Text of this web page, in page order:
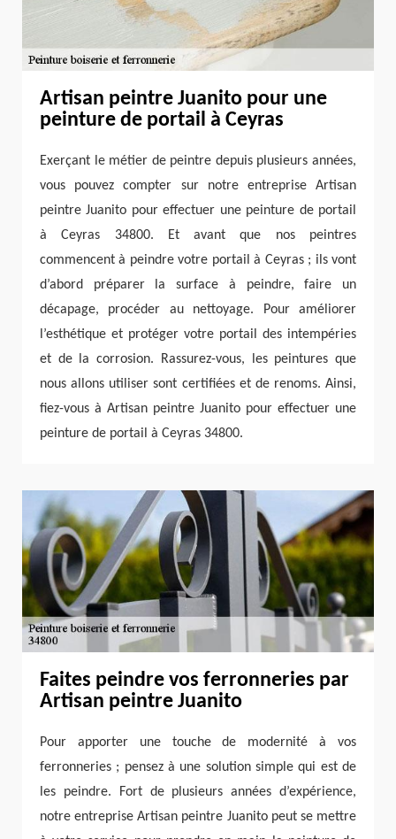
Artisan peintre Juanito pour une
peinture de portail à Ceyras
Exerçant le métier de peintre depuis plusieurs années,
vous pouvez compter sur notre entreprise Artisan
peintre Juanito pour effectuer une peinture de portail
à Ceyras 34800. Et avant que nos peintres
commencent à peindre votre portail à Ceyras ; ils vont
d’abord préparer la surface à peindre, faire un
décapage, procéder au nettoyage. Pour améliorer
l’esthétique et protéger votre portail des intempéries
et de la corrosion. Rassurez-vous, les peintures que
nous allons utiliser sont certifiées et de renoms. Ainsi,
fiez-vous à Artisan peintre Juanito pour effectuer une
peinture de portail à Ceyras 34800.
Faites peindre vos ferronneries par
Artisan peintre Juanito
Pour apporter une touche de modernité à vos
ferronneries ; pensez à une solution simple qui est de
les peindre. Fort de plusieurs années d’expérience,
notre entreprise Artisan peintre Juanito peut se mettre